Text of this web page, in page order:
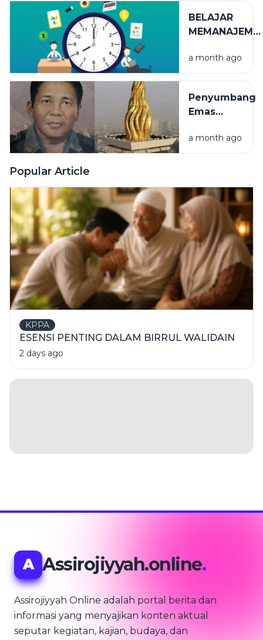
BELAJAR
a month ago
Penyumbang
Emas
Puncak
Monumen
a month ago
Popular Article
KPPA
ESENSI PENTING DALAM BIRRUL WALIDAIN
2 days ago
A Assirojiyyah.online.
Assirojiyyah Online adalah portal berita dan
informasi yang menyajikan konten aktual
seputar kegiatan, kajian, budaya, dan